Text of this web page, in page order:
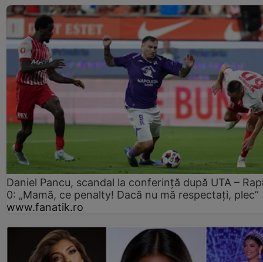
Daniel Pancu, scandal la conferință după UTA –
0: „Mamă, ce penalty! Dacă nu mă respectați, plec”
www.fanatik.ro